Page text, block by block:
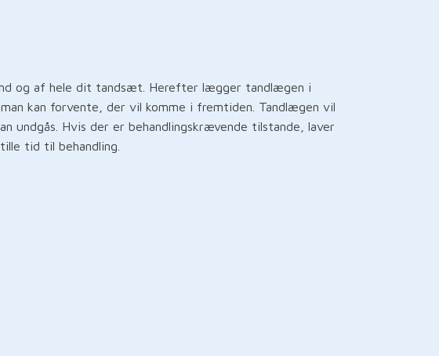
og af hele dit tandsæt. Herefter lægger tandlægen i
kan forvente, der vil komme i fremtiden. Tandlægen vil
undgås. Hvis der er behandlingskrævende tilstande, laver
tid til behandling.